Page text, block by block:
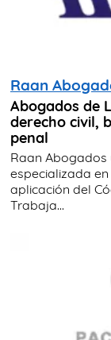
Raan
Abogados de
derecho civil,
penal
Raan Abogados
especializada
aplicación del
Trabaja...